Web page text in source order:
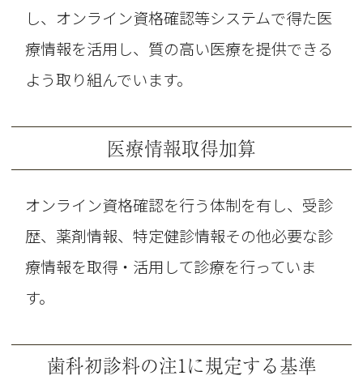
し、オンライン資格確認等システムで得た医
療情報を活用し、質の高い医療を提供できる
よう取り組んでいます。
医療情報取得加算
オンライン資格確認を行う体制を有し、受診
歴、薬剤情報、特定健診情報その他必要な診
療情報を取得・活用して診療を行っていま
す。
歯科初診料の注1に規定する基準